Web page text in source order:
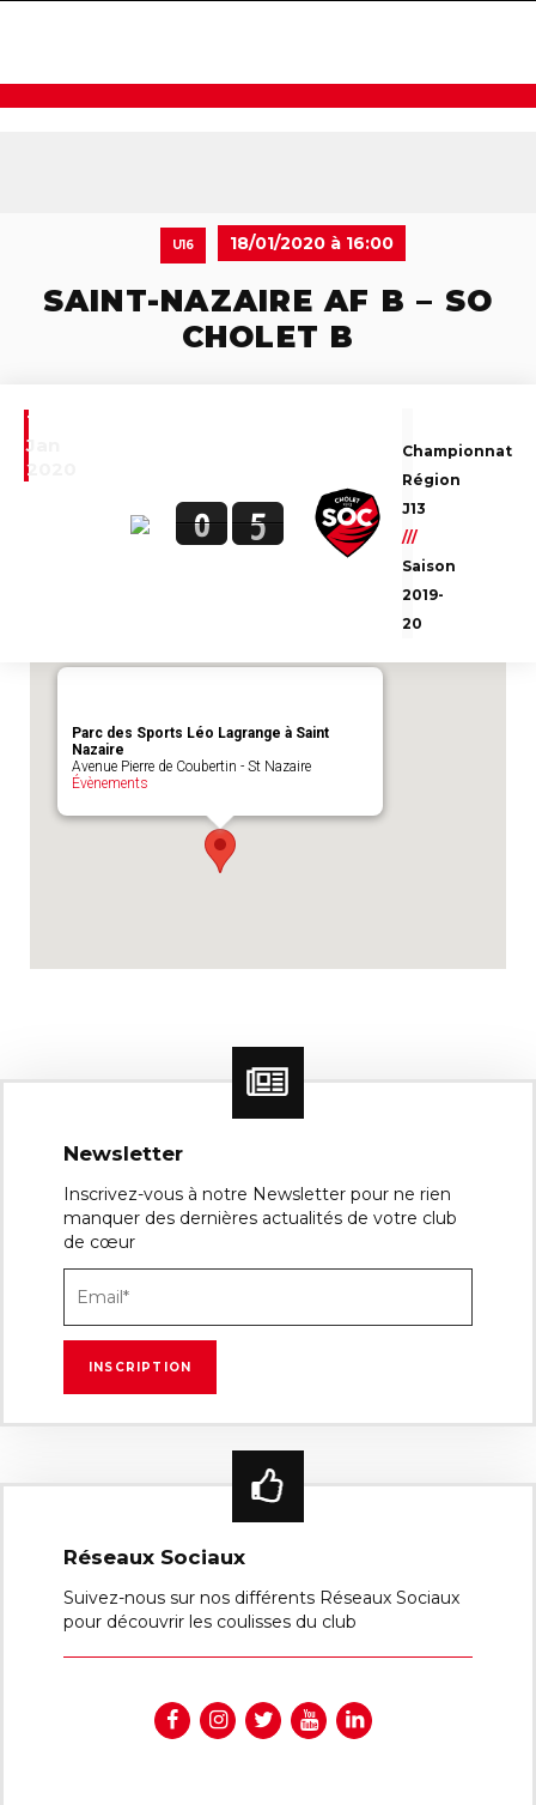
U16 18/01/2020 à 16:00
SAINT-NAZAIRE AF B – SO
CHOLET B
18
Jan
2020
0 5
Championnat
Région
J13
///
Saison
2019-
20
Emplacement du match :
Parc des Sports
Parc des Sports Léo Lagrange à Saint
Nazaire
Avenue Pierre de Coubertin - St Nazaire
Évènements
Newsletter
Inscrivez-vous à notre Newsletter pour ne rien
manquer des dernières actualités de votre club
de cœur
Réseaux Sociaux
Suivez-nous sur nos différents Réseaux Sociaux
pour découvrir les coulisses du club